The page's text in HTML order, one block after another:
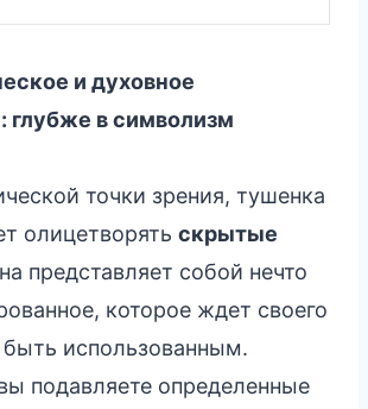
и духовное
глубже в символизм
точки зрения, тушенка
олицетворять скрытые
представляет собой нечто
которое ждет своего
быть использованным.
подавляете определенные